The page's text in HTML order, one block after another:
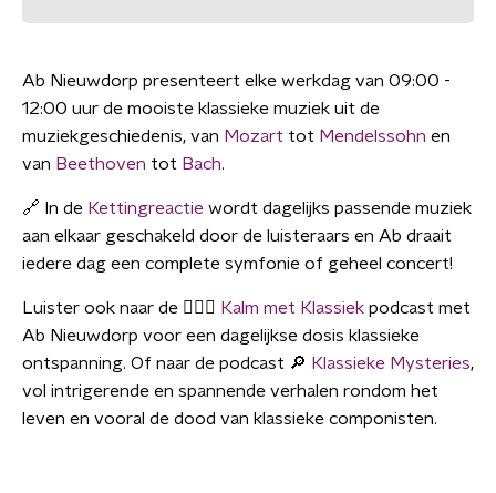
Ab Nieuwdorp presenteert elke werkdag van 09:00 -
12:00 uur de mooiste klassieke muziek uit de
muziekgeschiedenis, van Mozart tot Mendelssohn en
van Beethoven tot Bach.
🔗 In de Kettingreactie wordt dagelijks passende muziek
aan elkaar geschakeld door de luisteraars en Ab draait
iedere dag een complete symfonie of geheel concert!
Luister ook naar de 🧘🏼‍♀️ Kalm met Klassiek podcast met
Ab Nieuwdorp voor een dagelijkse dosis klassieke
ontspanning. Of naar de podcast 🔎 Klassieke Mysteries,
vol intrigerende en spannende verhalen rondom het
leven en vooral de dood van klassieke componisten.